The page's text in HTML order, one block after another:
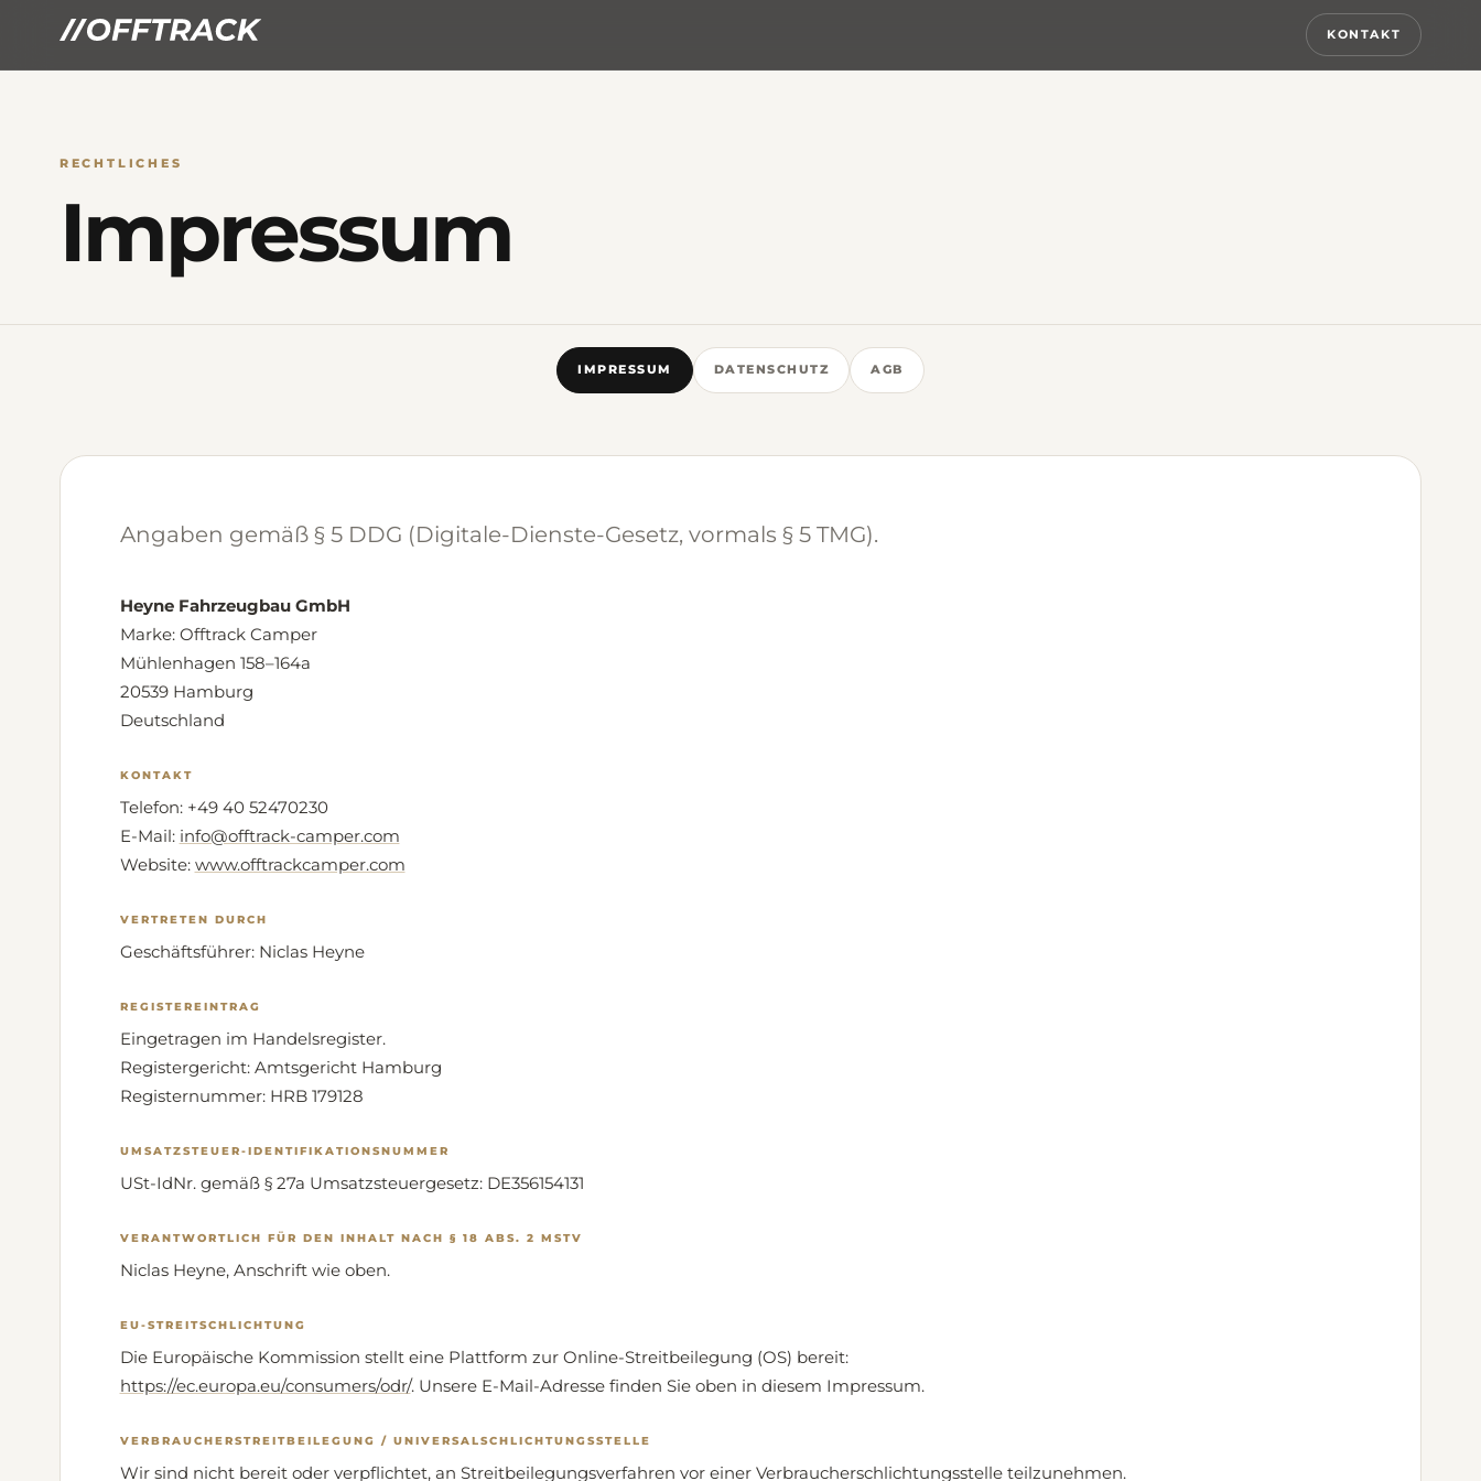
KONTAKT
RECHTLICHES
Impressum
IMPRESSUM DATENSCHUTZ AGB
Angaben gemäß § 5 DDG (Digitale-Dienste-Gesetz, vormals § 5 TMG).
Heyne Fahrzeugbau GmbH
Marke: Offtrack Camper
Mühlenhagen 158–164a
20539 Hamburg
Deutschland
KONTAKT
Telefon: +49 40 52470230
E-Mail: info@offtrack-camper.com
Website: www.offtrackcamper.com
VERTRETEN DURCH
Geschäftsführer: Niclas Heyne
REGISTEREINTRAG
Eingetragen im Handelsregister.
Registergericht: Amtsgericht Hamburg
Registernummer: HRB 179128
UMSATZSTEUER-IDENTIFIKATIONSNUMMER
USt-IdNr. gemäß § 27a Umsatzsteuergesetz: DE356154131
VERANTWORTLICH FÜR DEN INHALT NACH § 18 ABS. 2 MSTV
Niclas Heyne, Anschrift wie oben.
EU-STREITSCHLICHTUNG
Die Europäische Kommission stellt eine Plattform zur Online-Streitbeilegung (OS) bereit:
https://ec.europa.eu/consumers/odr/. Unsere E-Mail-Adresse finden Sie oben in diesem Impressum.
VERBRAUCHERSTREITBEILEGUNG / UNIVERSALSCHLICHTUNGSSTELLE
Wir sind nicht bereit oder verpflichtet, an Streitbeilegungsverfahren vor einer Verbraucherschlichtungsstelle teilzunehmen.